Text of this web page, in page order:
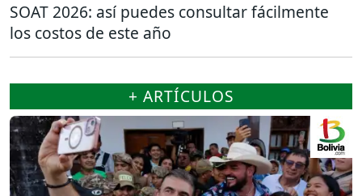
SOAT 2026: así puedes consultar fácilmente
los costos de este año
+ ARTÍCULOS